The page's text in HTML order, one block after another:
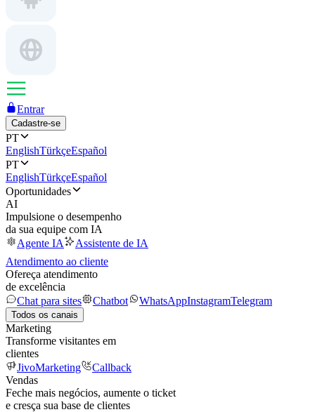
Entrar
Cadastre-se
PT
EnglishTürkçeEspañol
PT
EnglishTürkçeEspañol
Oportunidades
AI
Impulsione o desempenho
da sua equipe com IA
Agente IA
Assistente de IA
Atendimento ao cliente
Ofereça atendimento
de excelência
Chat para sites
Chatbot WhatsAppInstagramTelegram
Todos os canais
Marketing
Transforme visitantes em
clientes
JivoMarketing
Callback
Vendas
Feche mais negócios, aumente o ticket
e cresça sua base de clientes